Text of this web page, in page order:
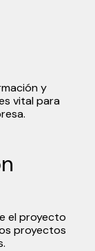
y
vital para
el proyecto
proyectos